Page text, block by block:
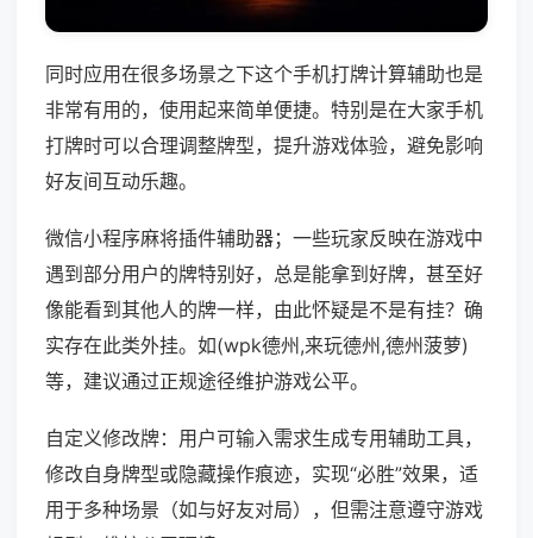
同时应用在很多场景之下这个手机打牌计算辅助也是
非常有用的，使用起来简单便捷。特别是在大家手机
打牌时可以合理调整牌型，提升游戏体验，避免影响
好友间互动乐趣。
微信小程序麻将插件辅助器；一些玩家反映在游戏中
遇到部分用户的牌特别好，总是能拿到好牌，甚至好
像能看到其他人的牌一样，由此怀疑是不是有挂？确
实存在此类外挂。如(wpk德州,来玩德州,德州菠萝)
等，建议通过正规途径维护游戏公平。
自定义修改牌：用户可输入需求生成专用辅助工具，
修改自身牌型或隐藏操作痕迹，实现“必胜”效果，适
用于多种场景（如与好友对局），但需注意遵守游戏